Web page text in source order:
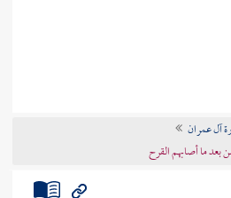
آل عمران
بعد ما أصابهم القرح